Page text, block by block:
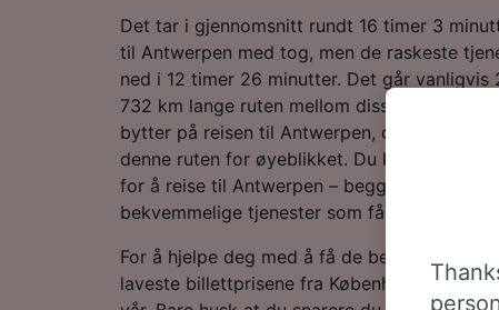
Det tar i gjennomsnitt rundt 16 timer 3
til Antwerpen med tog, men de raskeste
ned i 12 timer 26 minutter. Det går
732 km lange ruten mellom disse to
bytter på reisen til Antwerpen, da det ikke
denne ruten for øyeblikket. Du kan velge å
for å reise til Antwerpen – begge
bekvemmelige tjenester som får deg frem på
For å hjelpe deg med å få de beste
laveste billettprisene fra København til